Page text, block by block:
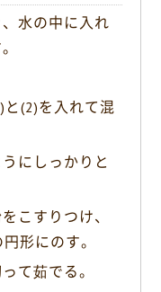
水の中に入れ
(2)を入れて混
にしっかりと
こすりつけ、
形にのす。
て茹でる。